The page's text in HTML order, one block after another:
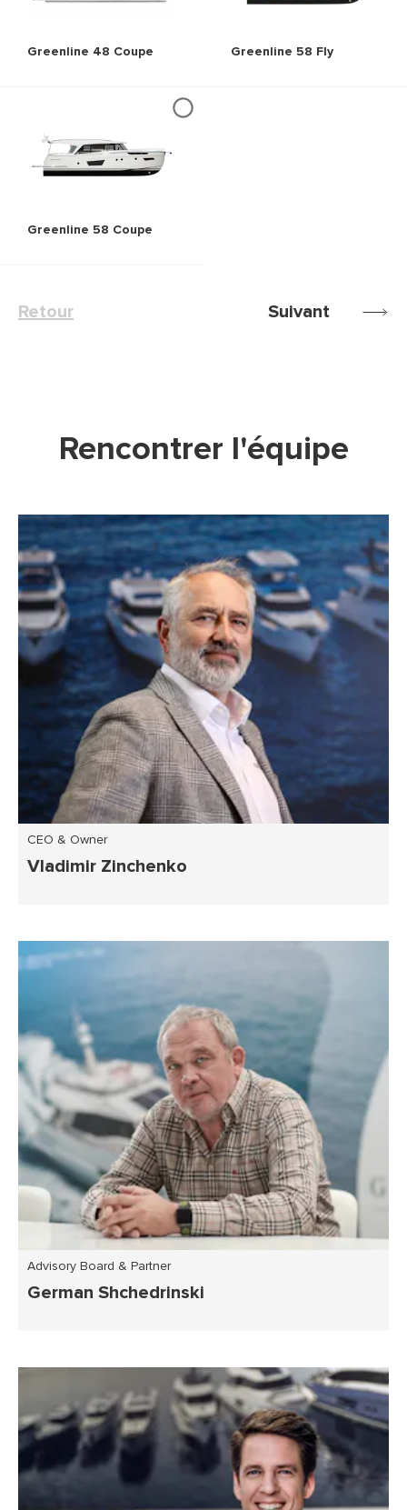
Greenline 48 Coupe Greenline 58 Fly
Greenline 58 Coupe
Retour Suivant
Rencontrer l'équipe
CEO & Owner
Vladimir Zinchenko
Advisory Board & Partner
German Shchedrinski